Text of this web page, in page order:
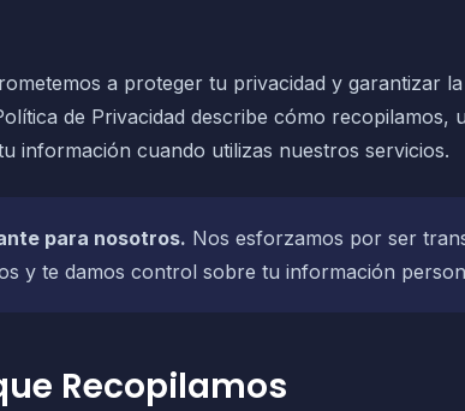
a proteger tu privacidad y garantizar
de Privacidad describe cómo recopilamos,
información cuando utilizas nuestros servicios.
para nosotros. Nos esforzamos por ser
y te damos control sobre tu información
Recopilamos